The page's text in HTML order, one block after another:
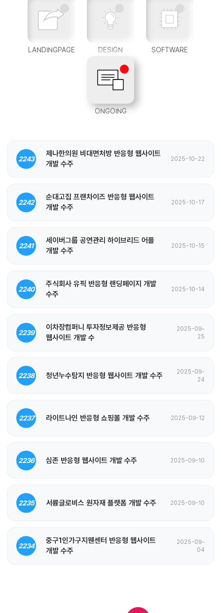
LANDINGPAGE DESIGN SOFTWARE
ONGOING
2243
제나한의원 비대면처방 반응형 웹사이트
개발 수주
2025-10-22
2242
순대고집 프랜차이즈 반응형 웹사이트
개발 수주
2025-10-17
2241
세이버그룹 공연관리 하이브리드 어플
개발 수주
2025-10-15
2240
주식회사 유픽 반응형 랜딩페이지 개발
수주
2025-10-14
2239
이차장컴퍼니 투자정보제공 반응형
웹사이트 개발 수
2025-09-
25
2238 청년누수탐지 반응형 웹사이트 개발 수주
2025-09-
24
2237 라이트나인 반응형 쇼핑몰 개발 수주 2025-09-12
2236 심존 반응형 웹사이트 개발 수주 2025-09-10
2235 서륭글로비스 원자재 플랫폼 개발 수주 2025-09-10
2234
중구1인가구지웬센터 반응형 웹사이트
개발 수주
2025-09-
04